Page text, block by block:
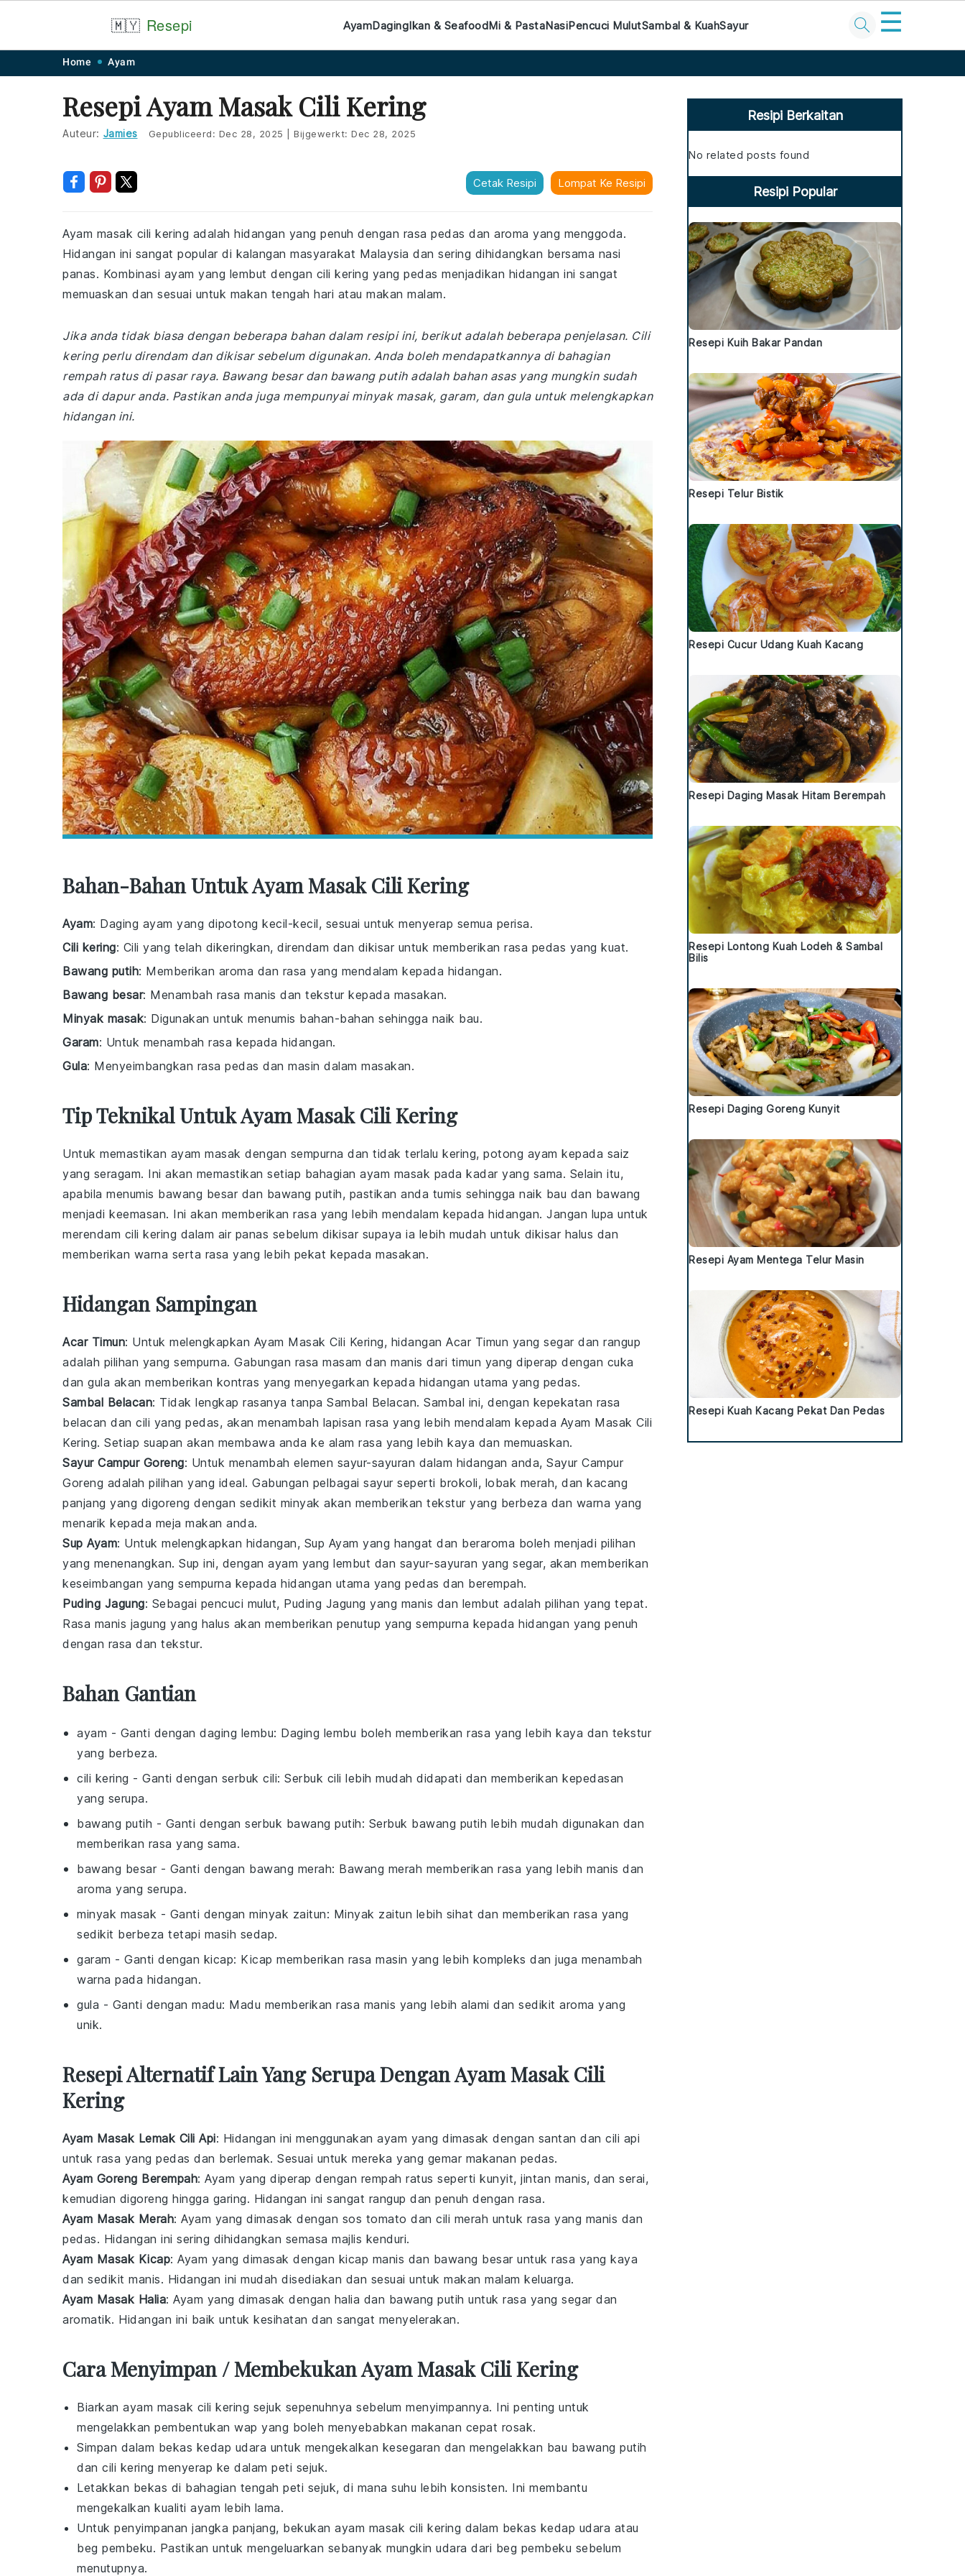
navigation
content
🇲🇾 Resepi AyamDagingIkan & SeafoodMi & PastaNasiPencuci MulutSambal & KuahSayur ☰
Home Ayam
Resepi Ayam Masak Cili Kering
Auteur: Jamies Gepubliceerd: Dec 28, 2025 Bijgewerkt: Dec 28, 2025
Cetak Resipi Lompat Ke Resipi
Ayam masak cili kering adalah hidangan yang penuh dengan rasa pedas dan aroma yang menggoda.
Hidangan ini sangat popular di kalangan masyarakat Malaysia dan sering dihidangkan bersama nasi
panas. Kombinasi ayam yang lembut dengan cili kering yang pedas menjadikan hidangan ini sangat
memuaskan dan sesuai untuk makan tengah hari atau makan malam.
Jika anda tidak biasa dengan beberapa bahan dalam resipi ini, berikut adalah beberapa penjelasan. Cili
kering perlu direndam dan dikisar sebelum digunakan. Anda boleh mendapatkannya di bahagian
rempah ratus di pasar raya. Bawang besar dan bawang putih adalah bahan asas yang mungkin sudah
ada di dapur anda. Pastikan anda juga mempunyai minyak masak, garam, dan gula untuk melengkapkan
hidangan ini.
Bahan-Bahan Untuk Ayam Masak Cili Kering
Ayam: Daging ayam yang dipotong kecil-kecil, sesuai untuk menyerap semua perisa.
Cili kering: Cili yang telah dikeringkan, direndam dan dikisar untuk memberikan rasa pedas yang kuat.
Bawang putih: Memberikan aroma dan rasa yang mendalam kepada hidangan.
Bawang besar: Menambah rasa manis dan tekstur kepada masakan.
Minyak masak: Digunakan untuk menumis bahan-bahan sehingga naik bau.
Garam: Untuk menambah rasa kepada hidangan.
Gula: Menyeimbangkan rasa pedas dan masin dalam masakan.
Tip Teknikal Untuk Ayam Masak Cili Kering
Untuk memastikan ayam masak dengan sempurna dan tidak terlalu kering, potong ayam kepada saiz
yang seragam. Ini akan memastikan setiap bahagian ayam masak pada kadar yang sama. Selain itu,
apabila menumis bawang besar dan bawang putih, pastikan anda tumis sehingga naik bau dan bawang
menjadi keemasan. Ini akan memberikan rasa yang lebih mendalam kepada hidangan. Jangan lupa untuk
merendam cili kering dalam air panas sebelum dikisar supaya ia lebih mudah untuk dikisar halus dan
memberikan warna serta rasa yang lebih pekat kepada masakan.
Hidangan Sampingan
Acar Timun: Untuk melengkapkan Ayam Masak Cili Kering, hidangan Acar Timun yang segar dan rangup
adalah pilihan yang sempurna. Gabungan rasa masam dan manis dari timun yang diperap dengan cuka
dan gula akan memberikan kontras yang menyegarkan kepada hidangan utama yang pedas.
Sambal Belacan: Tidak lengkap rasanya tanpa Sambal Belacan. Sambal ini, dengan kepekatan rasa
belacan dan cili yang pedas, akan menambah lapisan rasa yang lebih mendalam kepada Ayam Masak Cili
Kering. Setiap suapan akan membawa anda ke alam rasa yang lebih kaya dan memuaskan.
Sayur Campur Goreng: Untuk menambah elemen sayur-sayuran dalam hidangan anda, Sayur Campur
Goreng adalah pilihan yang ideal. Gabungan pelbagai sayur seperti brokoli, lobak merah, dan kacang
panjang yang digoreng dengan sedikit minyak akan memberikan tekstur yang berbeza dan warna yang
menarik kepada meja makan anda.
Sup Ayam: Untuk melengkapkan hidangan, Sup Ayam yang hangat dan beraroma boleh menjadi pilihan
yang menenangkan. Sup ini, dengan ayam yang lembut dan sayur-sayuran yang segar, akan memberikan
keseimbangan yang sempurna kepada hidangan utama yang pedas dan berempah.
Puding Jagung: Sebagai pencuci mulut, Puding Jagung yang manis dan lembut adalah pilihan yang tepat.
Rasa manis jagung yang halus akan memberikan penutup yang sempurna kepada hidangan yang penuh
dengan rasa dan tekstur.
Bahan Gantian
ayam - Ganti dengan daging lembu: Daging lembu boleh memberikan rasa yang lebih kaya dan tekstur
yang berbeza.
cili kering - Ganti dengan serbuk cili: Serbuk cili lebih mudah didapati dan memberikan kepedasan
yang serupa.
bawang putih - Ganti dengan serbuk bawang putih: Serbuk bawang putih lebih mudah digunakan dan
memberikan rasa yang sama.
bawang besar - Ganti dengan bawang merah: Bawang merah memberikan rasa yang lebih manis dan
aroma yang serupa.
minyak masak - Ganti dengan minyak zaitun: Minyak zaitun lebih sihat dan memberikan rasa yang
sedikit berbeza tetapi masih sedap.
garam - Ganti dengan kicap: Kicap memberikan rasa masin yang lebih kompleks dan juga menambah
warna pada hidangan.
gula - Ganti dengan madu: Madu memberikan rasa manis yang lebih alami dan sedikit aroma yang
unik.
Resepi Alternatif Lain Yang Serupa Dengan Ayam Masak Cili
Kering
Ayam Masak Lemak Cili Api: Hidangan ini menggunakan ayam yang dimasak dengan santan dan cili api
untuk rasa yang pedas dan berlemak. Sesuai untuk mereka yang gemar makanan pedas.
Ayam Goreng Berempah: Ayam yang diperap dengan rempah ratus seperti kunyit, jintan manis, dan serai,
kemudian digoreng hingga garing. Hidangan ini sangat rangup dan penuh dengan rasa.
Ayam Masak Merah: Ayam yang dimasak dengan sos tomato dan cili merah untuk rasa yang manis dan
pedas. Hidangan ini sering dihidangkan semasa majlis kenduri.
Ayam Masak Kicap: Ayam yang dimasak dengan kicap manis dan bawang besar untuk rasa yang kaya
dan sedikit manis. Hidangan ini mudah disediakan dan sesuai untuk makan malam keluarga.
Ayam Masak Halia: Ayam yang dimasak dengan halia dan bawang putih untuk rasa yang segar dan
aromatik. Hidangan ini baik untuk kesihatan dan sangat menyelerakan.
Cara Menyimpan / Membekukan Ayam Masak Cili Kering
Biarkan ayam masak cili kering sejuk sepenuhnya sebelum menyimpannya. Ini penting untuk
mengelakkan pembentukan wap yang boleh menyebabkan makanan cepat rosak.
Simpan dalam bekas kedap udara untuk mengekalkan kesegaran dan mengelakkan bau bawang putih
dan cili kering menyerap ke dalam peti sejuk.
Letakkan bekas di bahagian tengah peti sejuk, di mana suhu lebih konsisten. Ini membantu
mengekalkan kualiti ayam lebih lama.
Untuk penyimpanan jangka panjang, bekukan ayam masak cili kering dalam bekas kedap udara atau
beg pembeku. Pastikan untuk mengeluarkan sebanyak mungkin udara dari beg pembeku sebelum
menutupnya.
Primary
Sidebar
Resipi Berkaitan
No related posts found
Resipi Popular
Resepi Kuih Bakar Pandan
Resepi Telur Bistik
Resepi Cucur Udang Kuah Kacang
Resepi Daging Masak Hitam Berempah
Resepi Lontong Kuah Lodeh & Sambal
Bilis
Resepi Daging Goreng Kunyit
Resepi Ayam Mentega Telur Masin
Resepi Kuah Kacang Pekat Dan Pedas